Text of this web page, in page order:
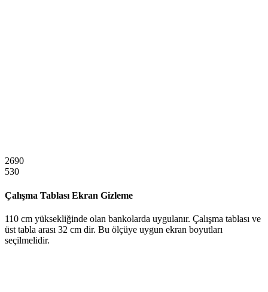
2690
530
Çalışma Tablası Ekran Gizleme
110 cm yüksekliğinde olan bankolarda uygulanır. Çalışma tablası ve
üst tabla arası 32 cm dir. Bu ölçüye uygun ekran boyutları
seçilmelidir.